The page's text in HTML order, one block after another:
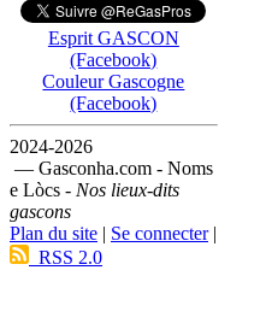
Esprit GASCON
(Facebook)
Couleur Gascogne
(Facebook)
2024-2026
— Gasconha.com - Noms
e Lòcs - Nos lieux-dits
gascons
Plan du site | Se connecter|
RSS 2.0